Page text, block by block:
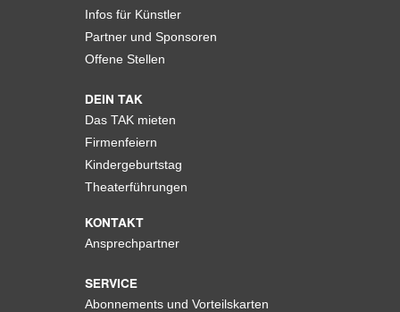
Infos für Künstler
Partner und Sponsoren
Offene Stellen
DEIN TAK
Das TAK mieten
Firmenfeiern
Kindergeburtstag
Theaterführungen
KONTAKT
Ansprechpartner
SERVICE
Abonnements und Vorteilskarten